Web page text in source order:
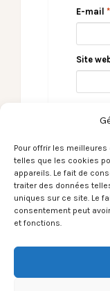
Pour offrir les
telles que les cookies
appareils. Le fait de
traiter des données
uniques sur ce site. Le
consentement peut
et fonctions.
E-mail *
Site
Enzo